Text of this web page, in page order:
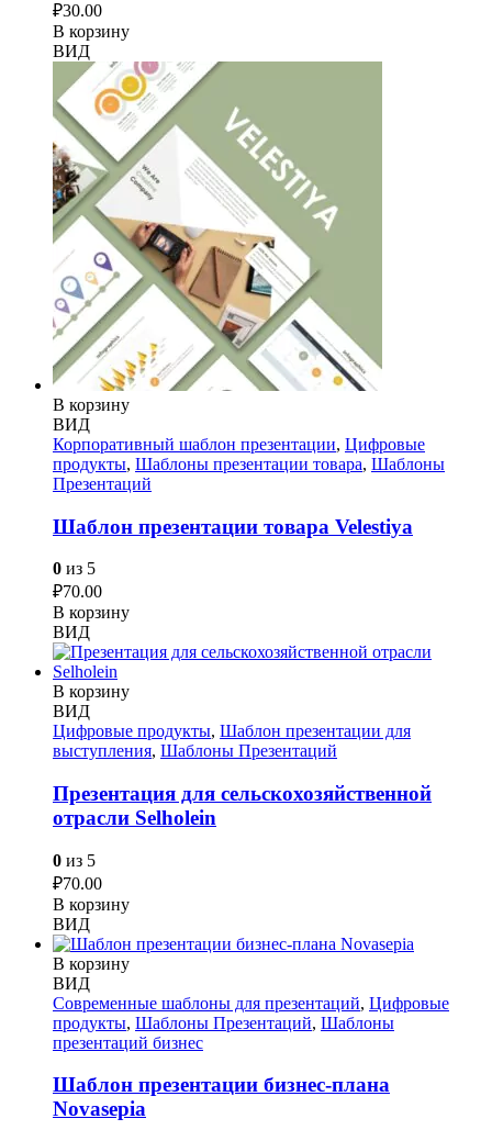
₽30.00
В корзину
ВИД
В корзину
ВИД
Корпоративный шаблон презентации, Цифровые
продукты, Шаблоны презентации товара, Шаблоны
Презентаций
Шаблон презентации товара Velestiya
0 из 5
₽70.00
В корзину
ВИД
В корзину
ВИД
Цифровые продукты, Шаблон презентации для
выступления, Шаблоны Презентаций
Презентация для сельскохозяйственной
отрасли Selholein
0 из 5
₽70.00
В корзину
ВИД
В корзину
ВИД
Современные шаблоны для презентаций, Цифровые
продукты, Шаблоны Презентаций, Шаблоны
презентаций бизнес
Шаблон презентации бизнес-плана
Novasepia